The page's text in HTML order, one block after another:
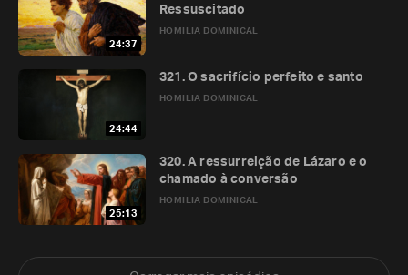
24:37
HOMILIA DOMINICAL
Ressuscitado
24:44
HOMILIA DOMINICAL
321. O sacrifício perfeito e santo
25:13
HOMILIA DOMINICAL
320. A ressurreição de Lázaro e o
chamado à conversão